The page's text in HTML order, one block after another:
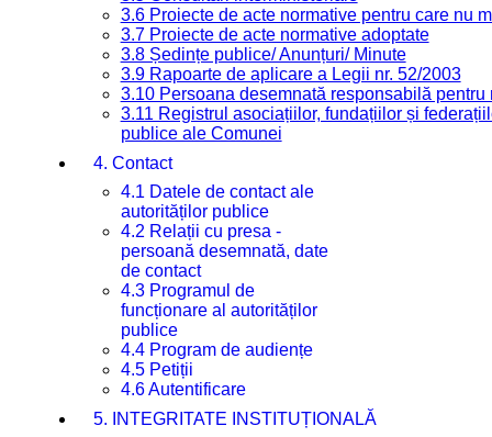
3.6 Proiecte de acte normative pentru care nu
3.7 Proiecte de acte normative adoptate
3.8 Ședințe publice/ Anunțuri/ Minute
3.9 Rapoarte de aplicare a Legii nr. 52/2003
3.10 Persoana desemnată responsabilă
3.11 Registrul asociațiilor, fundațiilor și
publice ale Comunei
4. Contact
4.1 Datele de contact ale
autorităților publice
4.2 Relații cu presa -
persoană desemnată, date
de contact
4.3 Programul de
funcționare al autorităților
publice
4.4 Program de audiențe
4.5 Petiții
4.6 Autentificare
5. INTEGRITATE INSTITUȚIONALĂ